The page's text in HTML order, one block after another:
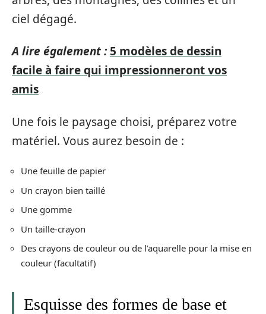
ciel dégagé.
A lire également : 5 modèles de dessin
facile à faire qui impressionneront vos
amis
Une fois le paysage choisi, préparez votre
matériel. Vous aurez besoin de :
Une feuille de papier
Un crayon bien taillé
Une gomme
Un taille-crayon
Des crayons de couleur ou de l’aquarelle pour la mise en
couleur (facultatif)
Esquisse des formes de base et